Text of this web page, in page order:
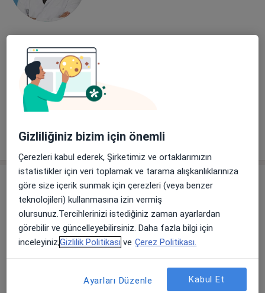
Dt. Ufuk Çağlayan
Diş hekimi
Bağcılar Medipol Mega Üniversite Hastanesi
Randevu talep et
Gizliliğiniz bizim için önemli
Çerezleri kabul ederek, Şirketimiz ve ortaklarımızın
istatistikler için veri toplamak ve tarama alışkanlıklarınıza
göre size içerik sunmak için çerezleri (veya benzer
teknolojileri) kullanmasına izin vermiş
olursunuz.Tercihlerinizi istediğiniz zaman ayarlardan
görebilir ve güncelleyebilirsiniz. Daha fazla bilgi için
inceleyiniz,Gizlilik Politikası ve Çerez Politikası.
Ayarları Düzenle Kabul Et